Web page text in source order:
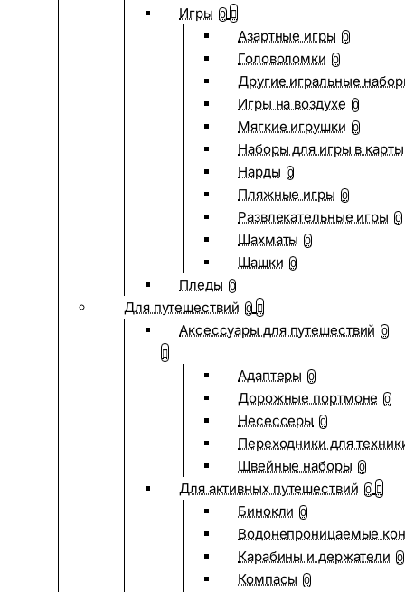
Игры 0
Азартные игры 0
Головоломки 0
Другие игральные
Игры на воздухе 0
Мягкие игрушки 0
Наборы для игры в карты
Нарды 0
Пляжные игры 0
Развлекательные игры 0
Шахматы 0
Шашки 0
Пледы 0
Для путешествий 0
Аксессуары для путешествий 0
Адаптеры 0
Дорожные портмоне 0
Несессеры 0
Переходники для
Швейные наборы 0
Для активных путешествий 0
Бинокли 0
Водонепроницаемые
Карабины и держатели 0
Компасы 0